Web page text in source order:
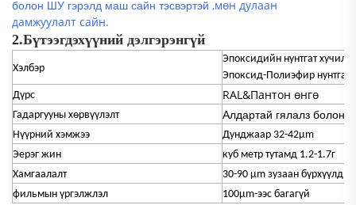
болон ШУ гэрэлд маш сайн тэсвэртэй ,мөн дулаан
дамжуулалт сайн.
2.Бүтээгдэхүүний дэлгэрэнгүй
Хэлбэр
Эпоксидийн нунтгат
Эпоксид-Полиэфир нунтгат
Дүрс
RAL&Пантон өнгө
Гадаргууны хөрвүүлэлт Алдартай гялалз болон
Нүүрний хэмжээ
Дунджаар 32-42μm
Эерэг жин
куб метр тутамд 1.2-1.7г
Хамгаалалт
30-90 μm зузаан бүрхүүлд
фильмын үргэлжлэл
100μm-ээс багагүй